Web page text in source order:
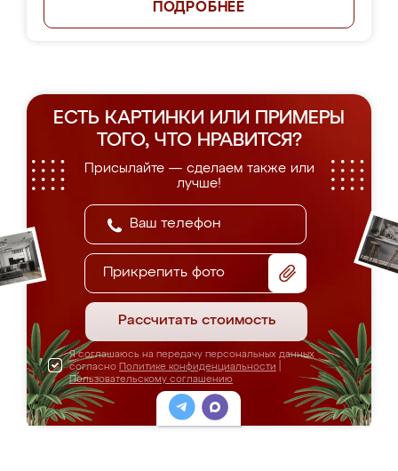
ПОДРОБНЕЕ
ЕСТЬ КАРТИНКИ ИЛИ ПРИМЕРЫ
ТОГО, ЧТО НРАВИТСЯ?
Присылайте — сделаем также или
лучше!
Прикрепить фото
Рассчитать стоимость
Я соглашаюсь на передачу персональных данных
согласно Политике конфиденциальности
Пользовательскому соглашению